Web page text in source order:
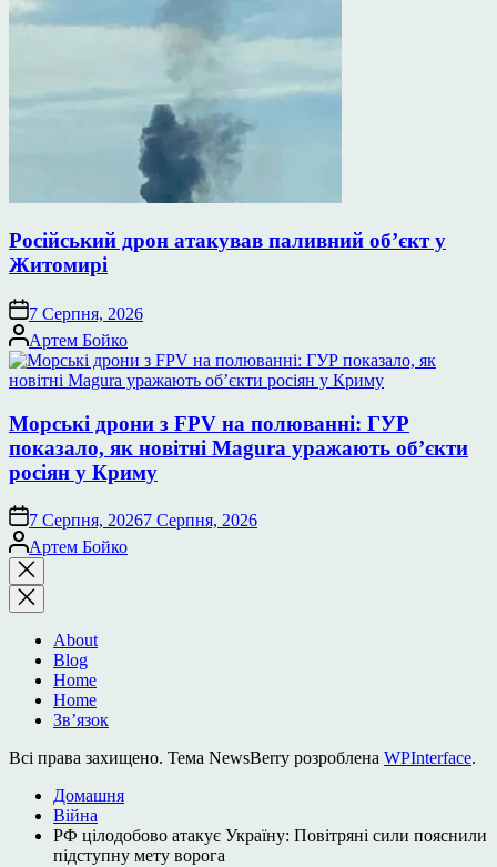
Російський дрон атакував паливний об’єкт у
Житомирі
7 Серпня, 2026
Опубліковано
Артем Бойко
Морські дрони з FPV на полюванні: ГУР
показало, як новітні Magura уражають об’єкти
росіян у Криму
7 Серпня, 20267 Серпня, 2026
Опубліковано
Артем Бойко
Закрити
пошук
About
Blog
Home
Home
Зв’язок
Всі права захищено. Тема NewsBerry розроблена WPInterface.
Домашня
Війна
РФ цілодобово атакує Україну: Повітряні сили пояснили
підступну мету ворога